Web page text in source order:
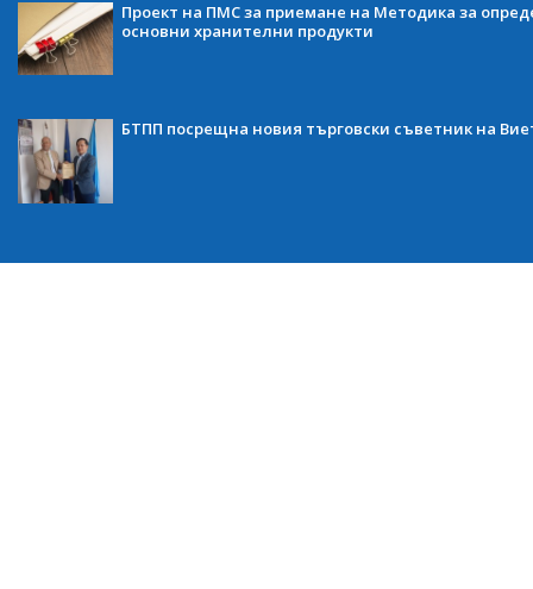
Проект на ПМС за приемане на Методика за
основни хранителни продукти
БТПП посрещна новия търговски съветник на